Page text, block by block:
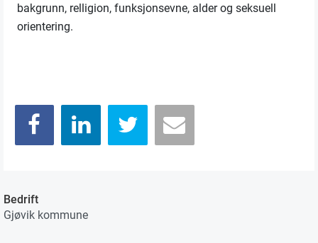
bakgrunn, relligion, funksjonsevne, alder og seksuell
orientering.
Bedrift
Gjøvik kommune